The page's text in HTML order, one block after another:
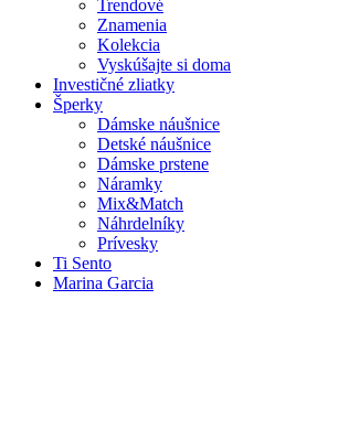
Trendové
Znamenia
Kolekcia
Vyskúšajte si doma
Investičné zliatky
Šperky
Dámske náušnice
Detské náušnice
Dámske prstene
Náramky
Mix&Match
Náhrdelníky
Prívesky
Ti Sento
Marina Garcia